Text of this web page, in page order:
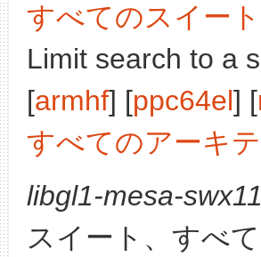
すべてのスイート
Limit search to a
[armhf] [ppc64el] [
すべてのアーキ
libgl1-mesa-swx11
スイート、すべ